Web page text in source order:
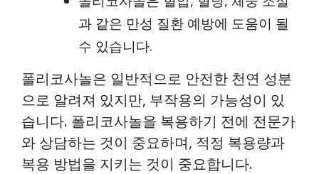
과 같은 만성 질환 예방에 도움이 될
수 있습니다.
폴리코사놀은 일반적으로 안전한 천연 성분
으로 알려져 있지만, 부작용의 가능성이 있
습니다. 폴리코사놀을 복용하기 전에 전문가
와 상담하는 것이 중요하며, 적정 복용량과
복용 방법을 지키는 것이 중요합니다.